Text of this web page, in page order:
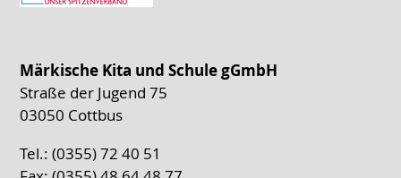
Märkische Kita und Schule gGmbH
Straße der Jugend 75
03050 Cottbus
Tel.: (0355) 72 40 51